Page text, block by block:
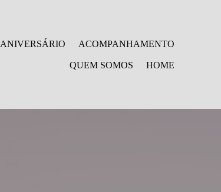
ANIVERSÁRIO ACOMPANHAMENTO
QUEM SOMOS HOME